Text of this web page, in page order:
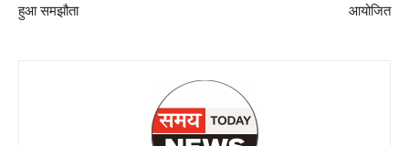
हुआ समझौता
आयोजित